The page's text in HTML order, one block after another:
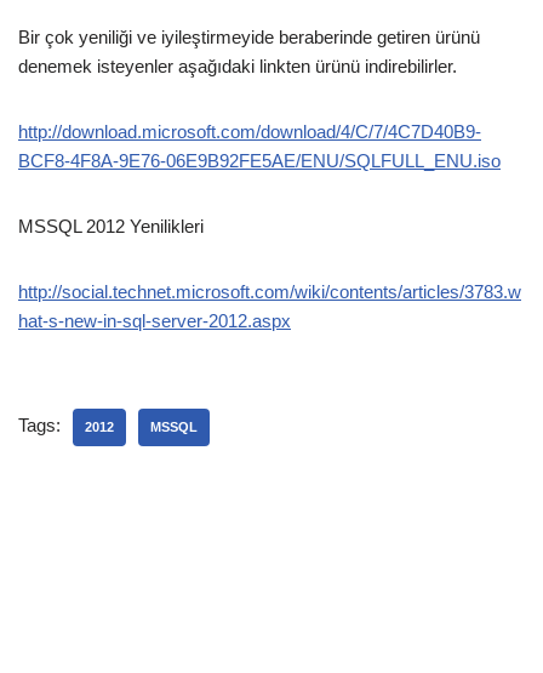
Bir çok yeniliği ve iyileştirmeyide beraberinde getiren ürünü
denemek isteyenler aşağıdaki linkten ürünü indirebilirler.
http://download.microsoft.com/download/4/C/7/4C7D40B9-
BCF8-4F8A-9E76-06E9B92FE5AE/ENU/SQLFULL_ENU.iso
MSSQL 2012 Yenilikleri
http://social.technet.microsoft.com/wiki/contents/articles/3783.w
hat-s-new-in-sql-server-2012.aspx
Tags: 2012 MSSQL